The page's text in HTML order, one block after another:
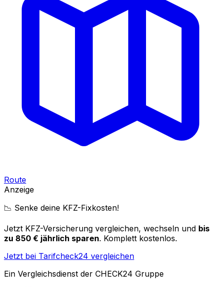
Route
Anzeige
📉 Senke deine KFZ-Fixkosten!
Jetzt KFZ-Versicherung vergleichen, wechseln und bis
zu 850 € jährlich sparen. Komplett kostenlos.
Jetzt bei Tarifcheck24 vergleichen
Ein Vergleichsdienst der CHECK24 Gruppe